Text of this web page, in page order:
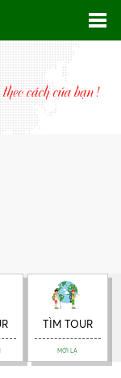
TÌM TOUR
MỚI LẠ